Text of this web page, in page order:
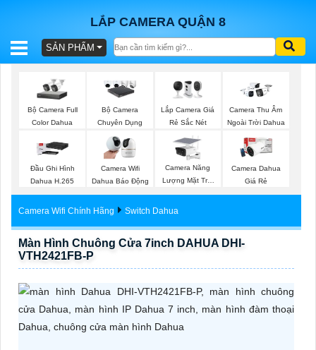
LẮP CAMERA QUẬN 8
BÁO
TRỌN
GÓI
SẢN
TƯ
VẤN
SẢN PHẨM
Bộ Camera Full
Color Dahua
Bộ Camera
Chuyên Dụng
Lắp Camera Giá
Rẻ Sắc Nét
Camera Thu Âm
Ngoài Trời Dahua
Đầu Ghi Hình
Dahua H.265
Camera Wifi
Dahua Báo Động
Camera Năng
Lượng Mặt Trời
Dahua
Camera Dahua
Giá Rẻ
Camera Wifi Chính Hãng Switch Dahua
Màn Hình Chuông Cửa 7inch DAHUA DHI-
VTH2421FB-P